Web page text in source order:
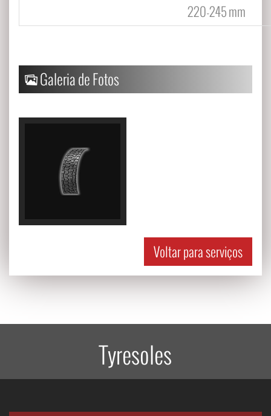
220-245mm
Galeria de Fotos
Voltar para serviços
Tyresoles